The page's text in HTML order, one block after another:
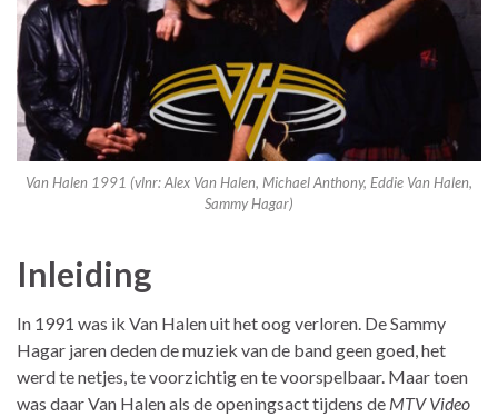
Van Halen 1991 (vlnr: Alex Van Halen, Michael Anthony, Eddie Van Halen,
Sammy Hagar)
Inleiding
In 1991 was ik Van Halen uit het oog verloren. De Sammy
Hagar jaren deden de muziek van de band geen goed, het
werd te netjes, te voorzichtig en te voorspelbaar. Maar toen
was daar Van Halen als de openingsact tijdens de MTV Video